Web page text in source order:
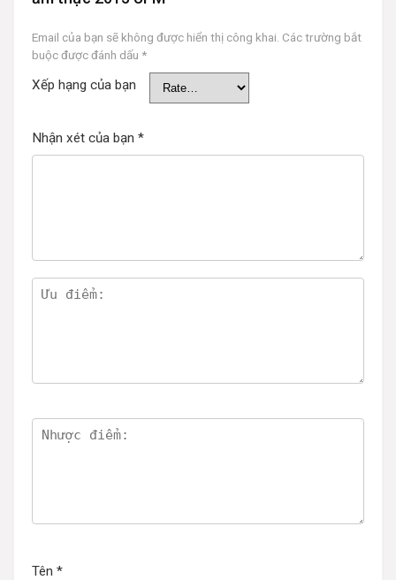
Email của bạn sẽ không được hiển thị công khai. Các trường bắt
buộc được đánh dấu *
Xếp hạng của bạn
Nhận xét của bạn *
Tên *